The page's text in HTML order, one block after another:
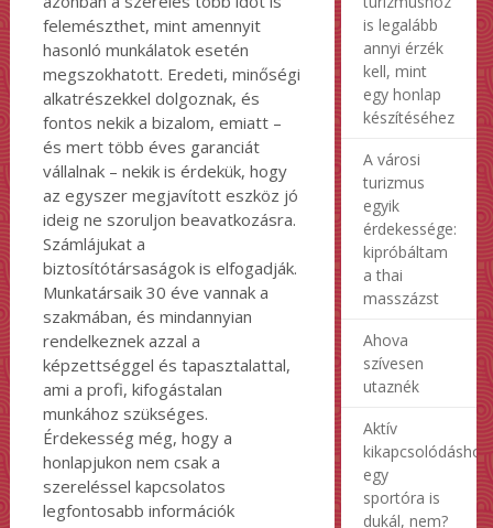
felemészthet, mint amennyit
hasonló munkálatok esetén
megszokhatott. Eredeti, minőségi
alkatrészekkel dolgoznak, és
fontos nekik a bizalom, emiatt –
és mert több éves garanciát
vállalnak – nekik is érdekük, hogy
az egyszer megjavított eszköz jó
ideig ne szoruljon beavatkozásra.
Számlájukat a
biztosítótársaságok is elfogadják.
Munkatársaik 30 éve vannak a
szakmában, és mindannyian
rendelkeznek azzal a
képzettséggel és tapasztalattal,
ami a profi, kifogástalan
munkához szükséges.
Érdekesség még, hogy a
honlapjukon nem csak a
szereléssel kapcsolatos
legfontosabb információk
is legalább
annyi érzék
kell, mint
egy honlap
készítéséhez
A városi
turizmus
egyik
érdekessége:
kipróbáltam
a thai
masszázst
Ahova
szívesen
utaznék
Aktív
kikapcsolódáshoz
egy
sportóra is
dukál, nem?